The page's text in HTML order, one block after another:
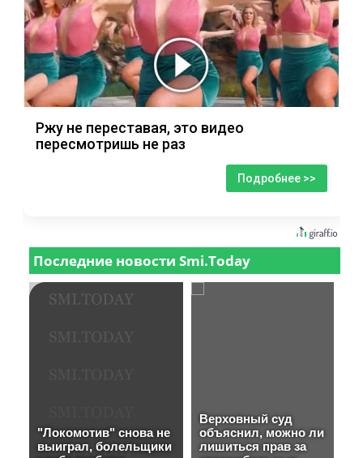
Ржу не переставая, это видео
пересмотришь не раз
Подробнее >>